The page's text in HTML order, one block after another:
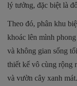
lý tưởng, đặc biệt là
Theo đó, phân khu
khoác lên mình
và không gian sống
thiết kế vô cùng rộng
và vườn cây xanh